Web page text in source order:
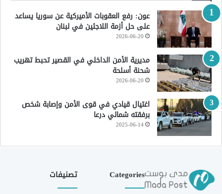
عون: رفع العقوبات الأميركية عن سوريا يساعد
على حل أزمة اللاجئين في لبنان
2026-06-20
مديرية الأمن الداخلي في القصير تحبط تهريب
شحنة أسلحة
2026-06-20
اغتيال قيادي في قوى الأمن وإصابة شخص
برفقته شمالي درعا
2025-06-14
Categories تصنيفات